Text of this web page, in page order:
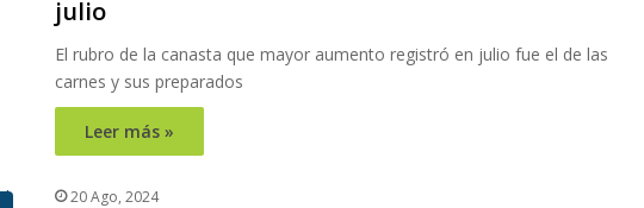
julio
El rubro de la canasta que mayor aumento registró en julio fue el de las
carnes y sus preparados
Leer más »
20 Ago, 2024